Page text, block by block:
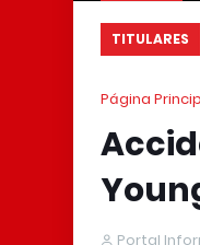
TITULARES
Página
Portal